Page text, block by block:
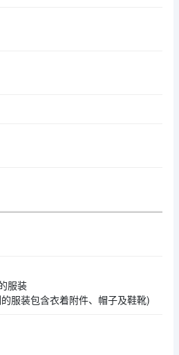
服装
服装包含衣着附件、帽子及鞋靴)